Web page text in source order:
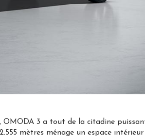
OMODA 3 a tout de la citadine
mètres ménage un espace